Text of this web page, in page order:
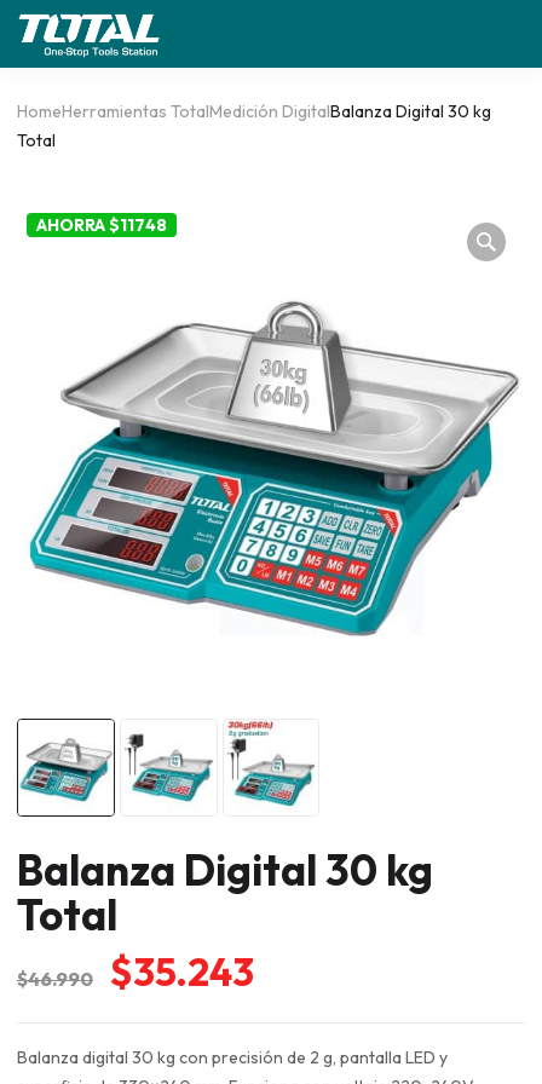
HomeHerramientas TotalMedición DigitalBalanza Digital 30 kg
Total
AHORRA $11748
Balanza Digital 30 kg
Total
$46.990
El
original
$35.243
actual
Balanza digital 30 kg con precisión de 2 g, pantalla LED y